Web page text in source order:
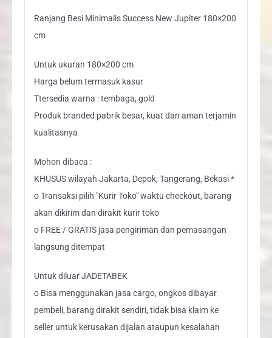
Ranjang Besi Minimalis Success New Jupiter 180×200
cm
Untuk ukuran 180×200 cm
Harga belum termasuk kasur
Ttersedia warna : tembaga, gold
Produk branded pabrik besar, kuat dan aman terjamin
kualitasnya
Mohon dibaca :
KHUSUS wilayah Jakarta, Depok, Tangerang, Bekasi *
o Transaksi pilih "Kurir Toko" waktu checkout, barang
akan dikirim dan dirakit kurir toko
o FREE / GRATIS jasa pengiriman dan pemasangan
langsung ditempat
Untuk diluar JADETABEK
o Bisa menggunakan jasa cargo, ongkos dibayar
pembeli, barang dirakit sendiri, tidak bisa klaim ke
seller untuk kerusakan dijalan ataupun kesalahan